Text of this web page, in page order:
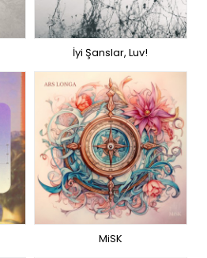
İyi Şanslar, Luv!
MiSK